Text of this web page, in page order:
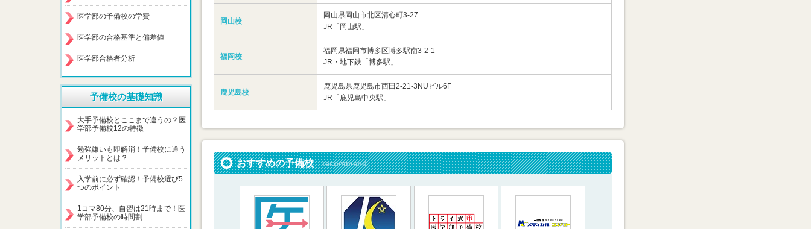
岡山校
岡山県岡山市北区清心町3-27
JR「岡山駅」
福岡校
福岡県福岡市博多区博多駅南3-2-1
JR・地下鉄「博多駅」
鹿児島校
鹿児島県鹿児島市西田2-21-3NUビル6F
JR「鹿児島中央駅」
おすすめの予備校 recommend
医学部の予備校の学費
医学部の合格基準と偏差値
医学部合格者分析
予備校の基礎知識
大手予備校とここまで違うの？医
学部予備校12の特徴
勉強嫌いも即解消！予備校に通う
メリットとは？
入学前に必ず確認！予備校選び5
つのポイント
1コマ80分、自習は21時まで！医
学部予備校の時間割